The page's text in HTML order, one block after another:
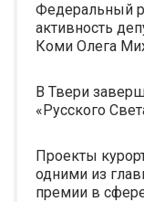
Федеральный
активность
Коми Олега
В Твери
«Русского
Проекты
одними из
премии в